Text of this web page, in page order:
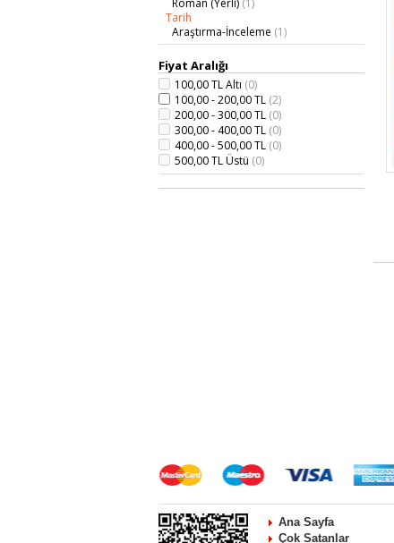
Roman (Yerli) (1)
Tarih
Araştırma-İnceleme (1)
Fiyat Aralığı
100,00 TL Altı (0)
100,00 - 200,00 TL (2)
200,00 - 300,00 TL (0)
300,00 - 400,00 TL (0)
400,00 - 500,00 TL (0)
500,00 TL Üstü (0)
Ana Sayfa
Çok Satanlar